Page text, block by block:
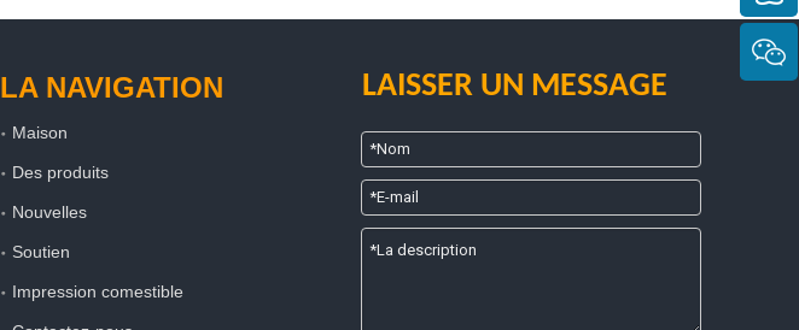
LA NAVIGATION
Maison
Des produits
Nouvelles
Soutien
Impression comestible
LAISSER UN MESSAGE